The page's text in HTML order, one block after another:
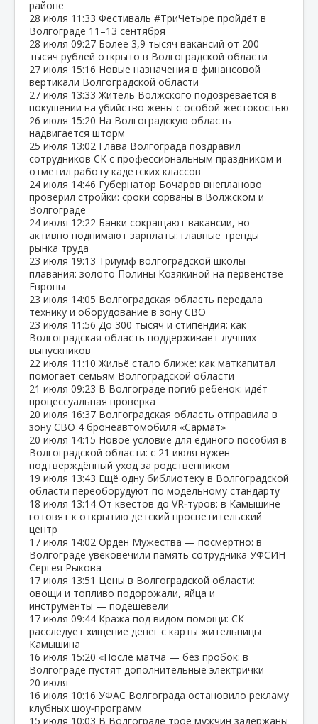
районе
28 июля 11:33 Фестиваль #ТриЧетыре пройдёт в
Волгограде 11–13 сентября
28 июля 09:27 Более 3,9 тысяч вакансий от 200
тысяч рублей открыто в Волгоградской области
27 июля 15:16 Новые назначения в финансовой
вертикали Волгоградской области
27 июля 13:33 Житель Волжского подозревается в
покушении на убийство жены с особой жестокостью
26 июля 15:20 На Волгоградскую область
надвигается шторм
25 июля 13:02 Глава Волгограда поздравил
сотрудников СК с профессиональным праздником и
отметил работу кадетских классов
24 июля 14:46 Губернатор Бочаров внепланово
проверил стройки: сроки сорваны в Волжском и
Волгограде
24 июля 12:22 Банки сокращают вакансии, но
активно поднимают зарплаты: главные тренды
рынка труда
23 июля 19:13 Триумф волгоградской школы
плавания: золото Полины Козякиной на первенстве
Европы
23 июля 14:05 Волгоградская область передала
технику и оборудование в зону СВО
23 июля 11:56 До 300 тысяч и стипендия: как
Волгоградская область поддерживает лучших
выпускников
22 июля 11:10 Жильё стало ближе: как маткапитал
помогает семьям Волгоградской области
21 июля 09:23 В Волгограде погиб ребёнок: идёт
процессуальная проверка
20 июля 16:37 Волгоградская область отправила в
зону СВО 4 бронеавтомобиля «Сармат»
20 июля 14:15 Новое условие для единого пособия в
Волгоградской области: с 21 июля нужен
подтверждённый уход за родственником
19 июля 13:43 Ещё одну библиотеку в Волгоградской
области переоборудуют по модельному стандарту
18 июля 13:14 От квестов до VR‑туров: в Камышине
готовят к открытию детский просветительский
центр
17 июля 14:02 Орден Мужества — посмертно: в
Волгограде увековечили память сотрудника УФСИН
Сергея Рыкова
17 июля 13:51 Цены в Волгоградской области:
овощи и топливо подорожали, яйца и
инструменты — подешевели
17 июля 09:44 Кража под видом помощи: СК
расследует хищение денег с карты жительницы
Камышина
16 июля 15:20 «После матча — без пробок: в
Волгограде пустят дополнительные электрички
20 июля
16 июля 10:16 УФАС Волгограда остановило рекламу
клубных шоу‑программ
15 июля 10:03 В Волгограде трое мужчин задержаны